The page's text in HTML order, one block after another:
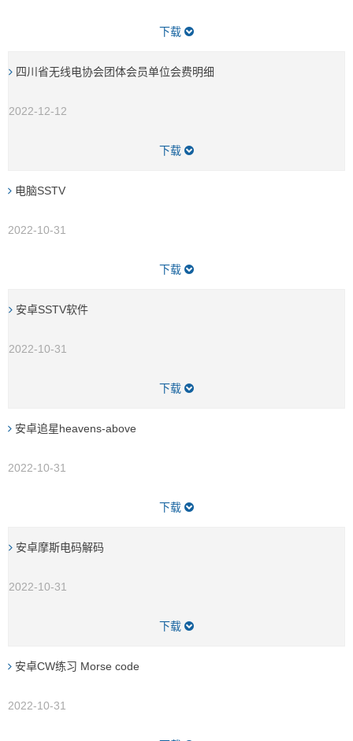
下载
四川省无线电协会团体会员单位会费明细
2022-12-12
下载
电脑SSTV
2022-10-31
下载
安卓SSTV软件
2022-10-31
下载
安卓追星heavens-above
2022-10-31
下载
安卓摩斯电码解码
2022-10-31
下载
安卓CW练习 Morse code
2022-10-31